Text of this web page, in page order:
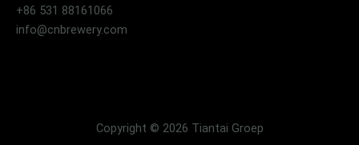
+86 531 88161066
info@cnbrewery.com
Copyright © 2026 Tiantai Groep